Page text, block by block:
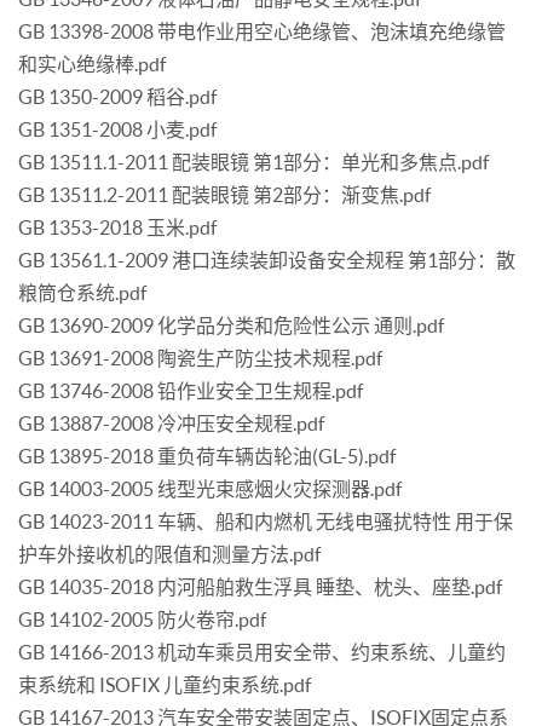
GB 13398-2008 带电作业用空心绝缘管、泡沫填充绝缘管
和实心绝缘棒.pdf
GB 1350-2009 稻谷.pdf
GB 1351-2008 小麦.pdf
GB 13511.1-2011 配装眼镜 第1部分：单光和多焦点.pdf
GB 13511.2-2011 配装眼镜 第2部分：渐变焦.pdf
GB 1353-2018 玉米.pdf
GB 13561.1-2009 港口连续装卸设备安全规程 第1部分：散
粮筒仓系统.pdf
GB 13690-2009 化学品分类和危险性公示 通则.pdf
GB 13691-2008 陶瓷生产防尘技术规程.pdf
GB 13746-2008 铅作业安全卫生规程.pdf
GB 13887-2008 冷冲压安全规程.pdf
GB 13895-2018 重负荷车辆齿轮油(GL-5).pdf
GB 14003-2005 线型光束感烟火灾探测器.pdf
GB 14023-2011 车辆、船和内燃机 无线电骚扰特性 用于保
护车外接收机的限值和测量方法.pdf
GB 14035-2018 内河船舶救生浮具 睡垫、枕头、座垫.pdf
GB 14102-2005 防火卷帘.pdf
GB 14166-2013 机动车乘员用安全带、约束系统、儿童约
束系统和 ISOFIX 儿童约束系统.pdf
GB 14167-2013 汽车安全带安装固定点、ISOFIX固定点系